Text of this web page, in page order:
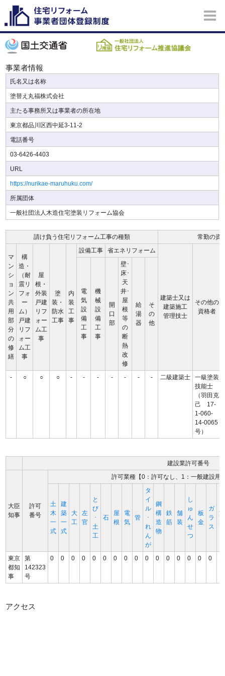
事業者情報
氏名又は名称
塗替え丸福株式会社
主たる事務所又は事業者の所在地
東京都品川区西中延3-11-2
電話番号
03-6426-4403
URL
https://nurikae-maruhuku.com/
所属団体
一般社団法人木造住宅塗装リフォーム協会
請け負う住宅リフォーム工事の種類 常勤の資
マ
ン
シ
ョ
ン
共
用
部
分
の
修
繕
構
造・
（耐
震リ
フォ
ー
ム）
戸建
リフ
ォー
ム工
事
屋
根・
外装
戸建
リフ
ォー
ム工
事
塗
装・
防水
工事
内
装
工
事
設備工事 省エネリフォーム
建築士又は
建築施工
管理技士
その他の
資格者
電
気
設
備
工
事
機
械
設
備
工
事
開
口
部
壁･
床･
天
井･
屋
根
等
の
断
熱
改
修
給
湯
器
そ
の
他
- ○ ○ ○ - - - - - - - 二級建築士
一級塗装
技能士
（羽田克
己 17-
1-060-
14-0065
号）
建設業許可番号
大臣
知事
許可
番号
許可業種【0：許可なし、1：一般建設用
土
木
一
式
建
築
一
式
大
工
左
官
と
び
･
土
工
石
屋
根
電
気
管
タ
イ
ル
･
れ
ん
が
鋼
構
造
物
鉄
筋
舗
装
し
ゅ
ん
せ
つ
板
金
ガ
ラ
ス
塗
装
東京
都知
事
第
142323
号
0 0 0 0 0 0 0 0 0 0 0 0 0 0 0 0
アクセス